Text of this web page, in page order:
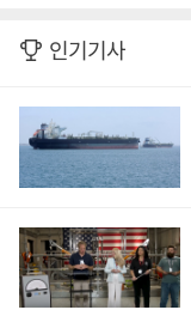
인기기사